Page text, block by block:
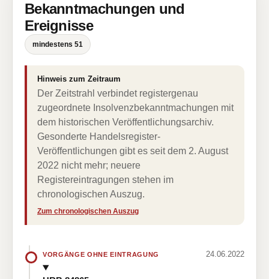
Bekanntmachungen und
Ereignisse
mindestens 51
Hinweis zum Zeitraum
Der Zeitstrahl verbindet registergenau
zugeordnete Insolvenzbekanntmachungen mit
dem historischen Veröffentlichungsarchiv.
Gesonderte Handelsregister-
Veröffentlichungen gibt es seit dem 2. August
2022 nicht mehr; neuere
Registereintragungen stehen im
chronologischen Auszug.
Zum chronologischen Auszug
VORGÄNGE OHNE EINTRAGUNG 24.06.2022